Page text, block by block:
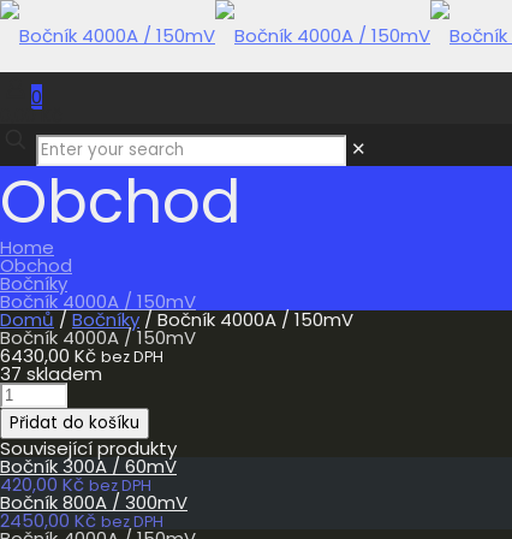
0
0,00 Kč
✕
Obchod
Home
Obchod
Bočníky
Bočník 4000A / 150mV
Domů / Bočníky / Bočník 4000A / 150mV
Bočník 4000A / 150mV
6430,00 Kč bez DPH
37 skladem
Bočník
4000A
150mV
množství
Přidat do košíku
Související produkty
Bočník 300A / 60mV
420,00 Kč bez DPH
Bočník 800A / 300mV
2450,00 Kč bez DPH